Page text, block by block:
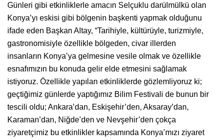
Günleri gibi etkinliklerle amacın Selçuklu darülmülkü olan
Konya’yı eskisi gibi bölgenin başkenti yapmak olduğunu
ifade eden Başkan Altay, “Tarihiyle, kültürüyle, turizmiyle,
gastronomisiyle özellikle bölgeden, civar illerden
insanların Konya’ya gelmesine vesile olmak ve özellikle
esnafımızın bu konuda gelir elde etmesini sağlamak
istiyoruz. Özellikle yapılan etkinliklerde gözlemliyoruz ki;
geçtiğimiz günlerde yaptığımız Bilim Festivali de bunun bir
tescili oldu; Ankara’dan, Eskişehir’den, Aksaray’dan,
Karaman’dan, Niğde’den ve Nevşehir’den çokça
ziyaretçimiz bu etkinlikler kapsamında Konya’mızı ziyaret